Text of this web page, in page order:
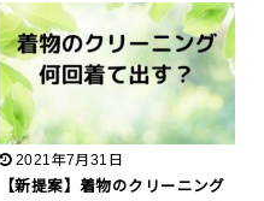
2021年7月31日
【新提案】着物のクリーニング